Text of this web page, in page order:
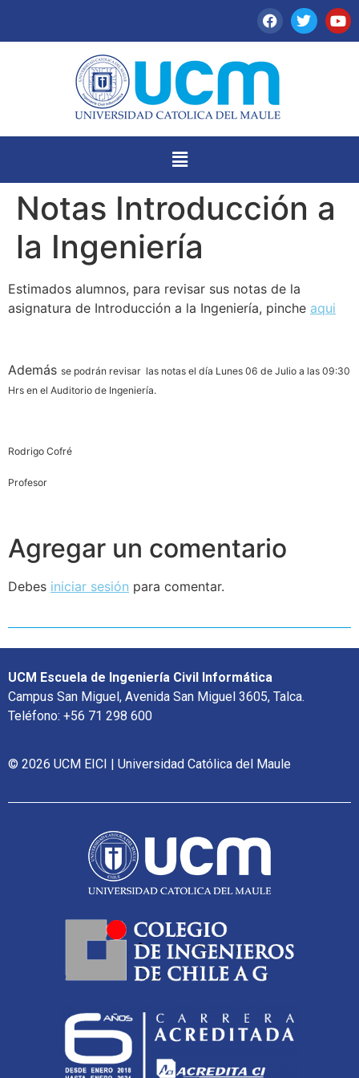
Notas Introducción a
la Ingeniería
Estimados alumnos, para revisar sus notas de la
asignatura de Introducción a la Ingeniería, pinche aqui
Además se podrán revisar las notas el día Lunes 06 de Julio a las 09:30
Hrs en el Auditorio de Ingeniería.
Rodrigo Cofré
Profesor
Agregar un comentario
Debes iniciar sesión para comentar.
UCM Escuela de Ingeniería Civil Informática
Campus San Miguel, Avenida San Miguel 3605, Talca.
Teléfono: +56 71 298 600
© 2026 UCM EICI | Universidad Católica del Maule